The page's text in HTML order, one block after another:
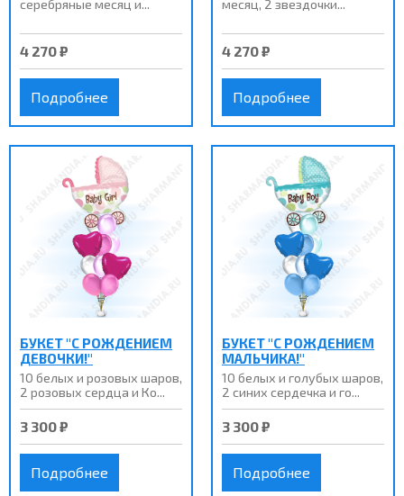
серебряные месяц и...
4 270 ₽
Подробнее
месяц, 2 звездочки...
4 270 ₽
Подробнее
БУКЕТ "С РОЖДЕНИЕМ
ДЕВОЧКИ!"
10 белых и розовых шаров,
2 розовых сердца и Ко...
3 300 ₽
Подробнее
БУКЕТ "С РОЖДЕНИЕМ
МАЛЬЧИКА!"
10 белых и голубых шаров,
2 синих сердечка и го...
3 300 ₽
Подробнее